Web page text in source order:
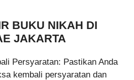
BUKU NIKAH DI
JAKARTA
Persyaratan: Pastikan Anda
kembali persyaratan dan